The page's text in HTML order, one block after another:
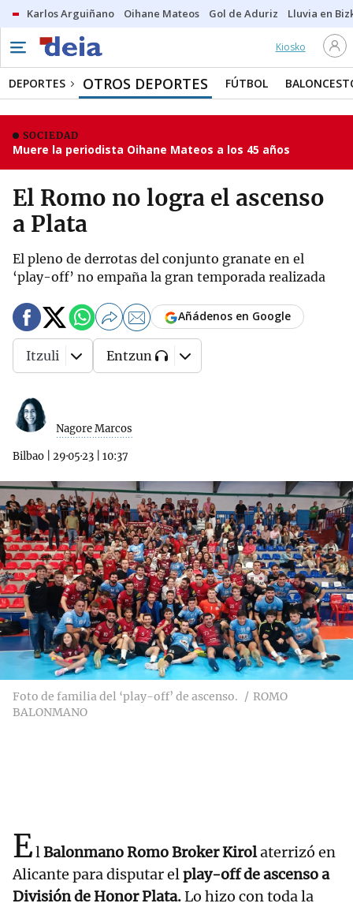
Karlos Arguiñano Oihane Mateos Gol de Aduriz Lluvia en
Kiosko
DEPORTES OTROS DEPORTES FÚTBOL
SOCIEDAD
Muere la periodista Oihane Mateos a los 45 años
El Romo no logra el ascenso
a Plata
El pleno de derrotas del conjunto granate en el
‘play-off’ no empaña la gran temporada realizada
Nagore Marcos
Bilbao 29·05·23 10:37
Añádenos en Google
Itzuli Entzun
Foto de familia del ‘play-off’ de ascenso.
ROMO
BALONMANO
ElBalonmano Romo Broker Kirolaterrizó en
Alicante para disputar elplay-off de ascenso a
División de Honor Plata.Lo hizo con toda la